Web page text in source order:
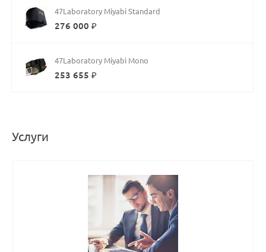
47Laboratory Miyabi Standard
276 000 ₽
47Laboratory Miyabi Mono
253 655 ₽
Услуги